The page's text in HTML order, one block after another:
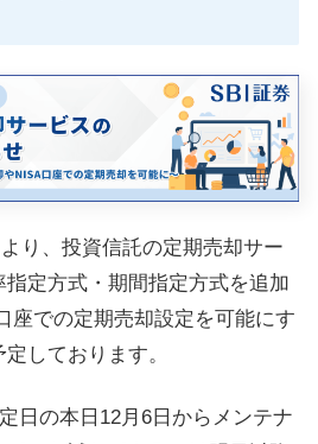
り、投資信託の定期売却サー
指定方式・期間指定方式を追加
座での定期売却設定を可能にす
しております。
日の本日12月6日からメンテナ